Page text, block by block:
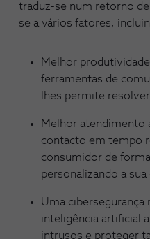
traduz-se num retorno
se a vários fatores,
Melhor
ferramentas de
lhes permite
Melhor atendimento
contacto em tempo
consumidor de
personalizando a sua
Uma cibersegurança
inteligência artificial
intrusos e proteger